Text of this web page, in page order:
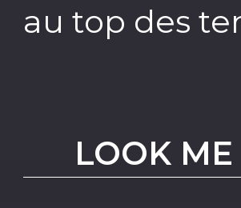
au top des
LOOK